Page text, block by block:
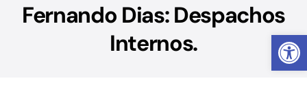
Abrir
Linhas de Crédito
Fernando Dias: Despachos
Internos.